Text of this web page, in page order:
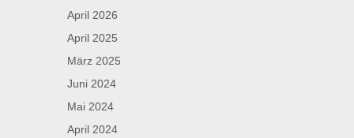
April 2026
April 2025
März 2025
Juni 2024
Mai 2024
April 2024